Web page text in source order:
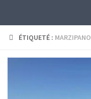
ÉTIQUETÉ : MARZIPANO